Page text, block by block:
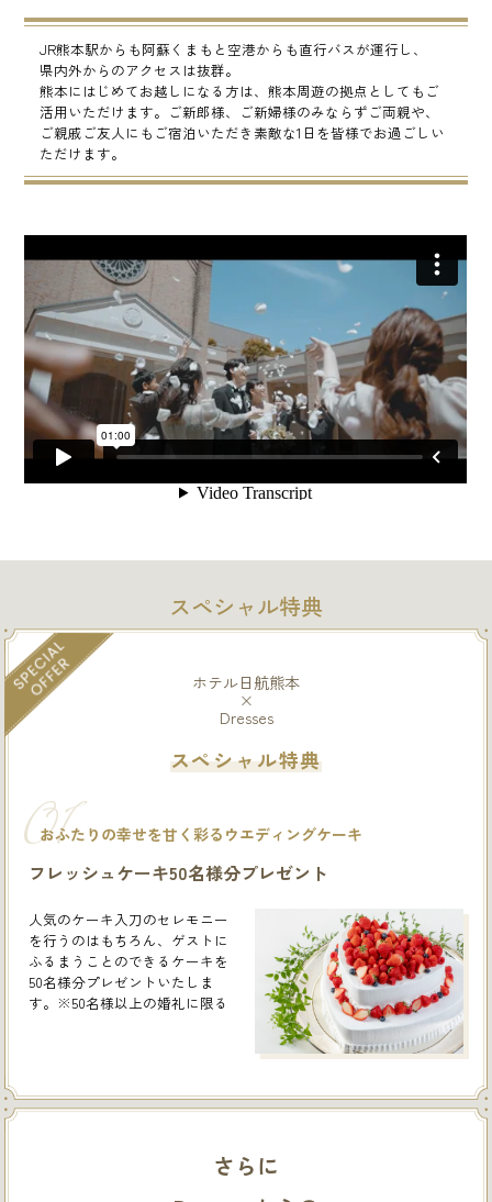
JR熊本駅からも阿蘇くまもと空港からも直行バスが運行し、
県内外からのアクセスは抜群。
熊本にはじめてお越しになる方は、熊本周遊の拠点としてもご
活用いただけます。ご新郎様、ご新婦様のみならずご両親や、
ご親戚ご友人にもご宿泊いただき素敵な1日を皆様でお過ごしい
ただけます。
スペシャル特典
ホテル日航熊本
×
Dresses
スペシャル特典
01
おふたりの幸せを甘く彩るウエディングケーキ
フレッシュケーキ50名様分プレゼント
人気のケーキ入刀のセレモニー
を行うのはもちろん、ゲストに
ふるまうことのできるケーキを
50名様分プレゼントいたしま
す。※50名様以上の婚礼に限る
さらに